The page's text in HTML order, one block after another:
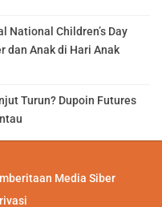
National Children’s Day
dan Anak di Hari Anak
Turun? Dupoin Futures
Media Siber